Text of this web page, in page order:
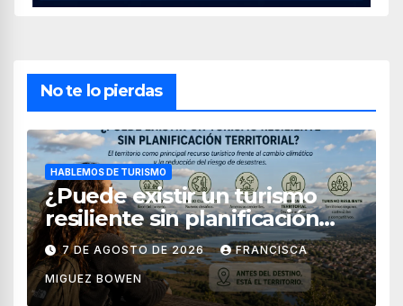
No te lo pierdas
HABLEMOS DE TURISMO
¿Puede existir un turismo
resiliente sin planificación
territorial?
7 DE AGOSTO DE 2026 FRANCISCA
MIGUEZ BOWEN